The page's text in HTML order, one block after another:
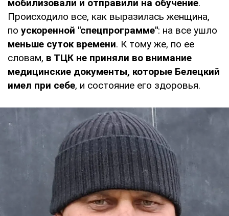
мобилизовали и отправили на обучение.
Происходило все, как выразилась женщина,
по ускоренной "спецпрограмме": на все ушло
меньше суток времени. К тому же, по ее
словам, в ТЦК не приняли во внимание
медицинские документы, которые Белецкий
имел при себе, и состояние его здоровья.